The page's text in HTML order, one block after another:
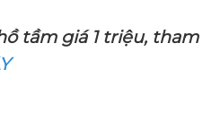
tầm giá 1 triệu, tham